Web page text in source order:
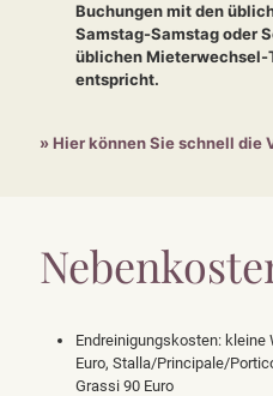
Buchungen mit den
Samstag-Samstag oder
üblichen Mieterwechsel-
entspricht.
» Hier können Sie schnell die
Endreinigungskosten: kleine
Euro, Stalla/Principale/
Grassi 90 Euro